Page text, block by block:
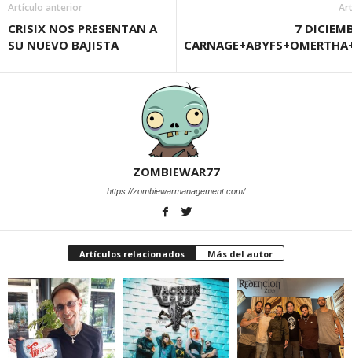
Artículo anterior
CRISIX NOS PRESENTAN A
SU NUEVO BAJISTA
7
ZOMBIEWAR77
https://zombiewarmanagement.com/
Artículos relacionados Más del autor